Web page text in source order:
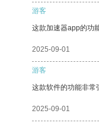
游客
这款加速器app的功
2025-09-01
游客
这款软件的功能非常
2025-09-01